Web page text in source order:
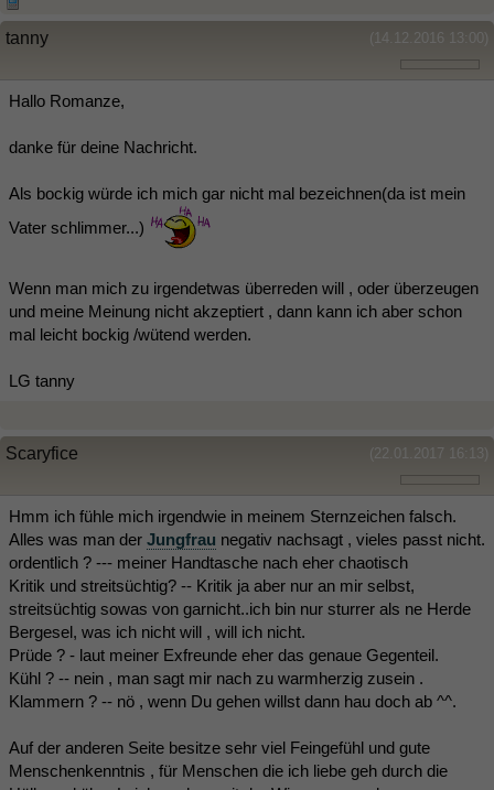
(14.12.2016 13:00)
tanny
Hallo Romanze,
danke für deine Nachricht.
Als bockig würde ich mich gar nicht mal bezeichnen(da ist mein
Vater schlimmer...)
Wenn man mich zu irgendetwas überreden will , oder überzeugen
und meine Meinung nicht akzeptiert , dann kann ich aber schon
mal leicht bockig /wütend werden.
LG tanny
(22.01.2017 16:13)
Scaryfice
Hmm ich fühle mich irgendwie in meinem Sternzeichen falsch.
Alles was man der Jungfrau negativ nachsagt , vieles passt nicht.
ordentlich ? --- meiner Handtasche nach eher chaotisch
Kritik und streitsüchtig? -- Kritik ja aber nur an mir selbst,
streitsüchtig sowas von garnicht..ich bin nur sturrer als ne Herde
Bergesel, was ich nicht will , will ich nicht.
Prüde ? - laut meiner Exfreunde eher das genaue Gegenteil.
Kühl ? -- nein , man sagt mir nach zu warmherzig zusein .
Klammern ? -- nö , wenn Du gehen willst dann hau doch ab ^^.
Auf der anderen Seite besitze sehr viel Feingefühl und gute
Menschenkenntnis , für Menschen die ich liebe geh durch die